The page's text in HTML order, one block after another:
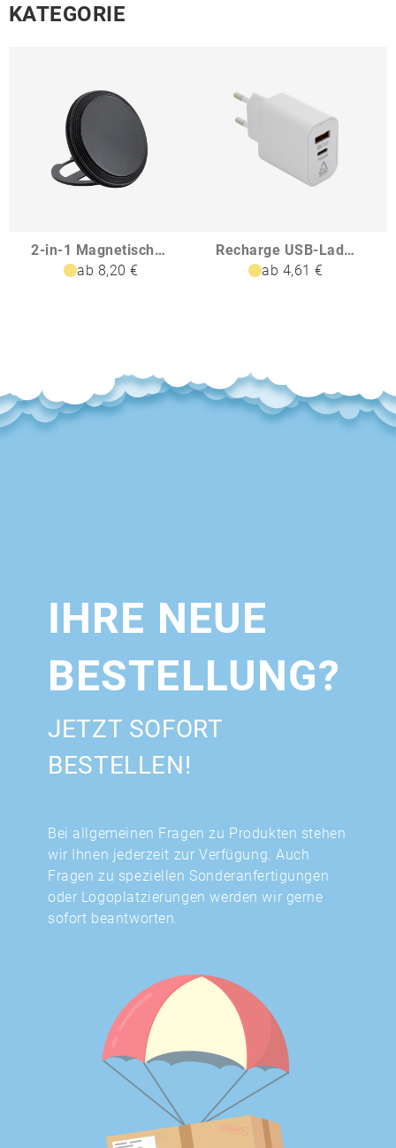
KATEGORIE
2-in-1 Magnetischer Wireless Charger REEVES-CONVERTICS CHARGE
ab 8,20 €
Recharge USB-Ladegerät
ab 4,61 €
IHRE NEUE
BESTELLUNG?
JETZT SOFORT
BESTELLEN!
Bei allgemeinen Fragen zu Produkten stehen
wir Ihnen jederzeit zur Verfügung. Auch
Fragen zu speziellen Sonderanfertigungen
oder Logoplatzierungen werden wir gerne
sofort beantworten.